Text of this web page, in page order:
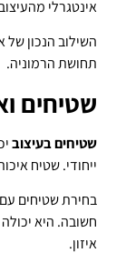
אינטגרלי
השילוב הנכון
תחושת הרמוניה.
שטיחים
שטיחים בעיצוב
ייחודי. שטיח
בחירת שטיחים
חשובה. היא
איזון.